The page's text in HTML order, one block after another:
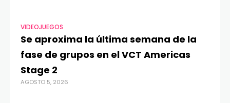
VIDEOJUEGOS
Se aproxima la última semana de la
fase de grupos en el VCT Americas
Stage 2
AGOSTO 5, 2026